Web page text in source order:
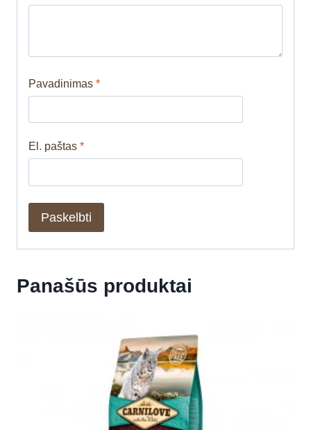
Pavadinimas *
El. paštas *
Panašūs produktai